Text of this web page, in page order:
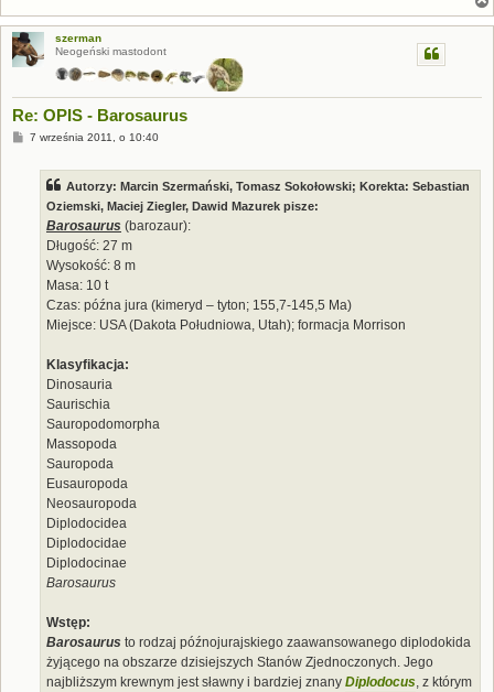
szerman
Neogeński mastodont
Re: OPIS - Barosaurus
P7 września 2011, o 10:40
Autorzy: Marcin Szermański, Tomasz Sokołowski; Korekta: Sebastian
Oziemski, Maciej Ziegler, Dawid Mazurek pisze:
Barosaurus (barozaur):
Długość: 27 m
Wysokość: 8 m
Masa: 10 t
Czas: późna jura (kimeryd – tyton; 155,7-145,5 Ma)
Miejsce: USA (Dakota Południowa, Utah); formacja Morrison
Klasyfikacja:
Dinosauria
Saurischia
Sauropodomorpha
Massopoda
Sauropoda
Eusauropoda
Neosauropoda
Diplodocidea
Diplodocidae
Diplodocinae
Barosaurus
Wstęp:
Barosaurus to rodzaj późnojurajskiego zaawansowanego diplodokida
żyjącego na obszarze dzisiejszych Stanów Zjednoczonych. Jego
najbliższym krewnym jest sławny i bardziej znany Diplodocus, z którym